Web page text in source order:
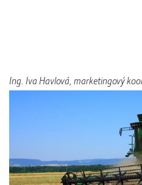
Ing. Iva Havlová, marketingový